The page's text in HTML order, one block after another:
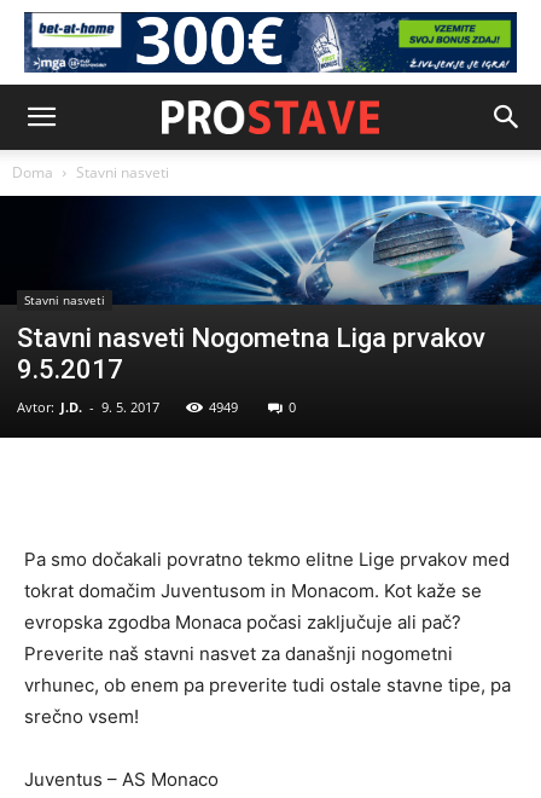
Doma Stavni nasveti
Stavni nasveti
Stavni nasveti Nogometna Liga prvakov
9.5.2017
Avtor: J.D. - 9. 5. 2017 4949 0
Pa smo dočakali povratno tekmo elitne Lige prvakov med
tokrat domačim Juventusom in Monacom. Kot kaže se
evropska zgodba Monaca počasi zaključuje ali pač?
Preverite naš stavni nasvet za današnji nogometni
vrhunec, ob enem pa preverite tudi ostale stavne tipe, pa
srečno vsem!
Juventus – AS Monaco